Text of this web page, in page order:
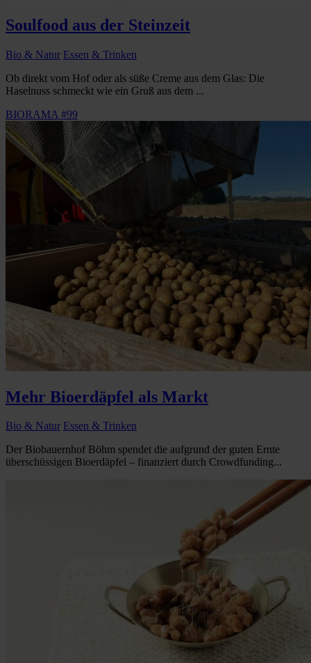
Soulfood aus der Steinzeit
Bio & Natur Essen & Trinken
Ob direkt vom Hof oder als süße Creme aus dem Glas: Die
Haselnuss schmeckt wie ein Gruß aus dem ...
BIORAMA #99
Mehr Bioerdäpfel als Markt
Bio & Natur Essen & Trinken
Der Biobauernhof Böhm spendet die aufgrund der guten Ernte
überschüssigen Bioerdäpfel – finanziert durch Crowdfunding...